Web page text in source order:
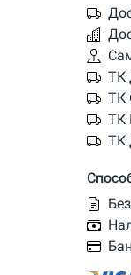
ТК
ТК
ТК
ТК